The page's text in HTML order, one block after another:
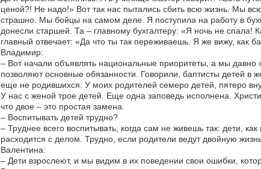
ценой?! Не надо!» Вот так нас пытались сбить всю жизнь. Мы
страшно. Мы бойцы на самом деле. Я поступила на работу в
донесли старшей. Та – главному бухгалтеру: «Я ночь не спала!
главный отвечает: «Да что ты так переживаешь. Я же вижу, как
Владимир:
– Вот начали объявлять национальные приоритеты, а мы
позволяют основные обязанности. Говорили, баптисты детей в
еще не родившихся. У моих родителей семеро детей, пятеро
У нас с женой трое детей. Еще одна заповедь исполнена.
что двое – это простая замена.
– Воспитывать детей трудно?
– Труднее всего воспитывать, когда сам не живешь так: дети,
расходится с делом. Трудно, если родители ведут двойную
Валентина:
– Дети взрослеют, и мы видим в их поведении свои ошибки,